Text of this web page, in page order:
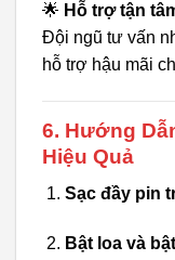
🌟 Hỗ trợ tận
Đội ngũ tư vấn
hỗ trợ hậu mãi
6. Hướng
Hiệu Quả
Sạc đầy pin
Bật loa và